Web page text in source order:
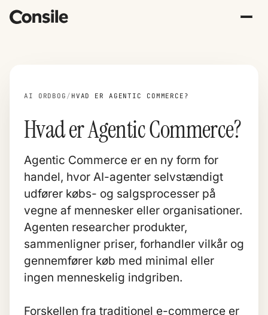
AI ORDBOG / HVAD ER AGENTIC COMMERCE?
Hvad er Agentic Commerce?
Agentic Commerce er en ny form for
handel, hvor AI-agenter selvstændigt
udfører købs- og salgsprocesser på
vegne af mennesker eller organisationer.
Agenten researcher produkter,
sammenligner priser, forhandler vilkår og
gennemfører køb med minimal eller
ingen menneskelig indgriben.
Forskellen fra traditionel e-commerce er